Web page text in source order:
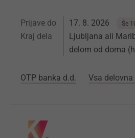
Prijave do 17. 8. 2026 Še
Kraj dela
Ljubljana ali
delom od doma
OTP banka d.d. Vsa delovna